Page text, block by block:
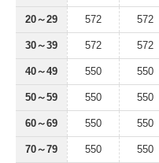
20～29 572 572
30～39 572 572
40～49 550 550
50～59 550 550
60～69 550 550
70～79 550 550